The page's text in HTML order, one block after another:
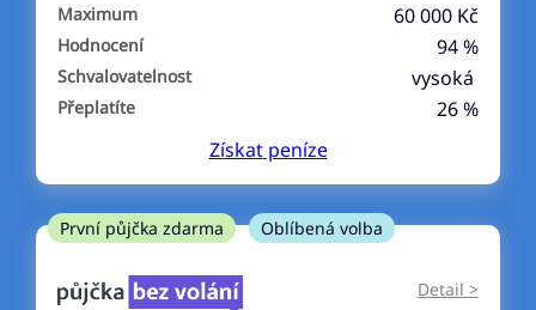
–
ano
ne
ano
ne
V exekuci
Maximum 60 000 Kč
Hodnocení 94 %
Schvalovatelnost vysoká
Přeplatíte
26 %
Získatpeníze
První půjčka zdarma Oblíbená volba
Detail >